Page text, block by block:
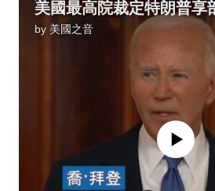
by 美國之音
No media source